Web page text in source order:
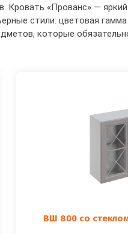
Кровать «Прованс» —
стили: цветовая
которые
ВШ 800 со